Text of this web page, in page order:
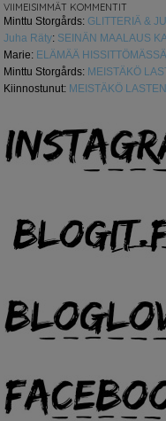
VIIMEISIMMÄT KOMMENTIT
Minttu Storgårds: GLITTERIÄ &
Juha Räty: SEINÄN MAALAUS
Marie: ELÄMÄÄ
Minttu Storgårds: MEISTÄKÖ
Kiinnostunut: MEISTÄKÖ